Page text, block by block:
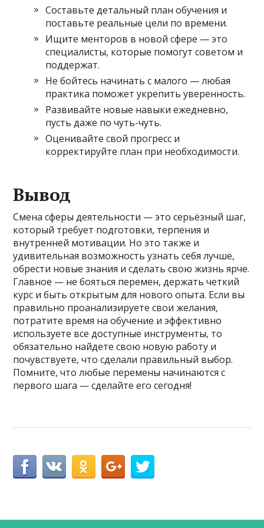
Составьте детальный план обучения и
поставьте реальные цели по времени.
Ищите менторов в новой сфере — это
специалисты, которые помогут советом и
поддержат.
Не бойтесь начинать с малого — любая
практика поможет укрепить уверенность.
Развивайте новые навыки ежедневно,
пусть даже по чуть-чуть.
Оценивайте свой прогресс и
корректируйте план при необходимости.
Вывод
Смена сферы деятельности — это серьёзный шаг,
который требует подготовки, терпения и
внутренней мотивации. Но это также и
удивительная возможность узнать себя лучше,
обрести новые знания и сделать свою жизнь ярче.
Главное — не бояться перемен, держать четкий
курс и быть открытым для нового опыта. Если вы
правильно проанализируете свои желания,
потратите время на обучение и эффективно
используете все доступные инструменты, то
обязательно найдете свою новую работу и
почувствуете, что сделали правильный выбор.
Помните, что любые перемены начинаются с
первого шага — сделайте его сегодня!